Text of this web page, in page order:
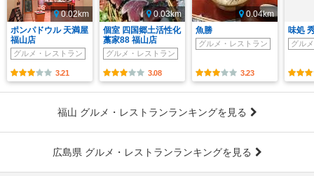
0.02km
ポンパドウル 天満屋
福山店
グルメ・レストラン
3.21
0.03km
個室 四国郷土活性化
藁家88 福山店
グルメ・レストラン
3.08
0.04km
魚勝
グルメ・レストラン
3.23
味処
グル
福山 グルメ・レストランランキングを見る
広島県 グルメ・レストランランキングを見る